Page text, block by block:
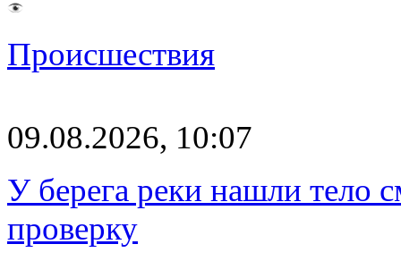
Происшествия
09.08.2026, 10:07
У берега реки нашли тело
проверку